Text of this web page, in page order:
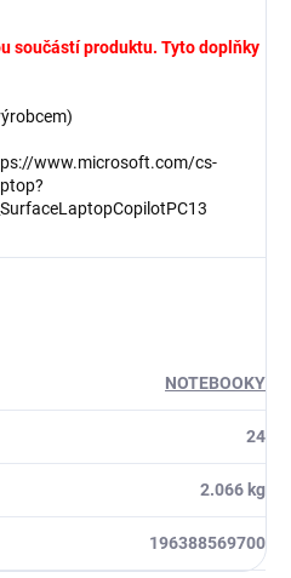
součástí produktu. Tyto doplňky
www.microsoft.com/cs-
NOTEBOOKY
24
2.066 kg
196388569700